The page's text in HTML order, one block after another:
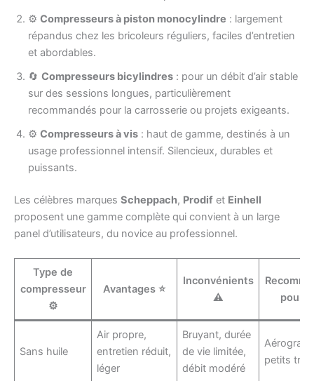
⚙️ Compresseurs à piston monocylindre : largement
répandus chez les bricoleurs réguliers, faciles d’entretien
et abordables.
🔄 Compresseurs bicylindres : pour un débit d’air stable
sur des sessions longues, particulièrement
recommandés pour la carrosserie ou projets exigeants.
⚙️ Compresseurs à vis : haut de gamme, destinés à un
usage professionnel intensif. Silencieux, durables et
puissants.
Les célèbres marques Scheppach, Prodif et Einhell
proposent une gamme complète qui convient à un large
panel d’utilisateurs, du novice au professionnel.
Type de
compresseur
⚙️
Avantages ⭐
Inconvénients
⚠️
pour
Sans huile
Air propre,
entretien réduit,
léger
Bruyant, durée
de vie limitée,
débit modéré
petits